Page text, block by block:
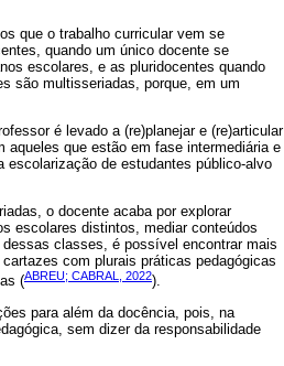
que o trabalho curricular vem se
quando um único docente se
escolares, e as pluridocentes quando
são multisseriadas, porque, em um
é levado a (re)planejar e (re)articular
que estão em fase intermediária e
de estudantes público-alvo
o docente acaba por explorar
escolares distintos, mediar conteúdos
classes, é possível encontrar mais
com plurais práticas pedagógicas
(ABREU; CABRAL, 2022).
para além da docência, pois, na
sem dizer da responsabilidade